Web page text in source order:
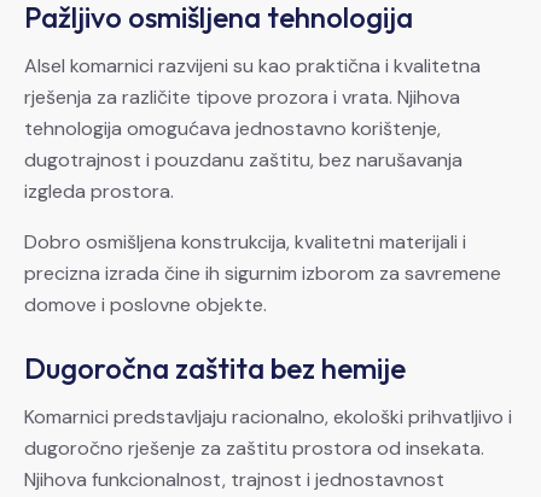
Pažljivo osmišljena tehnologija
Alsel komarnici razvijeni su kao praktična i kvalitetna
rješenja za različite tipove prozora i vrata. Njihova
tehnologija omogućava jednostavno korištenje,
dugotrajnost i pouzdanu zaštitu, bez narušavanja
izgleda prostora.
Dobro osmišljena konstrukcija, kvalitetni materijali i
precizna izrada čine ih sigurnim izborom za savremene
domove i poslovne objekte.
Dugoročna zaštita bez hemije
Komarnici predstavljaju racionalno, ekološki prihvatljivo i
dugoročno rješenje za zaštitu prostora od insekata.
Njihova funkcionalnost, trajnost i jednostavnost